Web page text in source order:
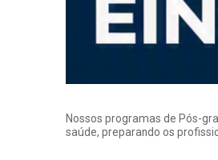
Nossos programas de Pós-
saúde, preparando os